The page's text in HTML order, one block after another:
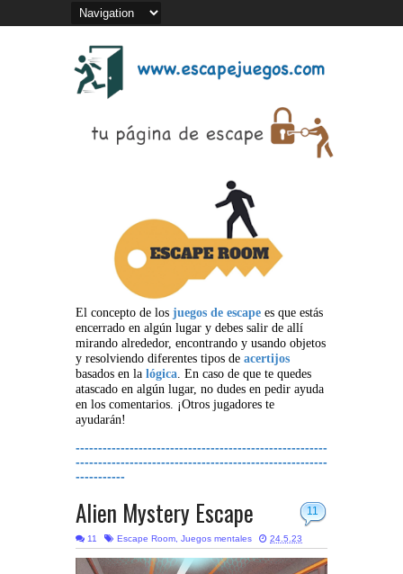
El concepto de los juegos de escape es que estás
encerrado en algún lugar y debes salir de allí
mirando alrededor, encontrando y usando objetos
y resolviendo diferentes tipos de acertijos
basados en la lógica. En caso de que te quedes
atascado en algún lugar, no dudes en pedir ayuda
en los comentarios. ¡Otros jugadores te
ayudarán!
--------------------------------------------------------
--------------------------------------------------------
-----------
11
Alien Mystery Escape
11 Escape Room, Juegos mentales 24.5.23